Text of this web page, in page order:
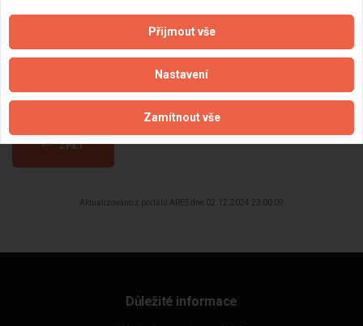
ZPĚT
Aktualizováno z portálu ARES dne 02.12.2024 23:00:09
Důležité informace
Přijmout vše
Nastavení
Zamítnout vše